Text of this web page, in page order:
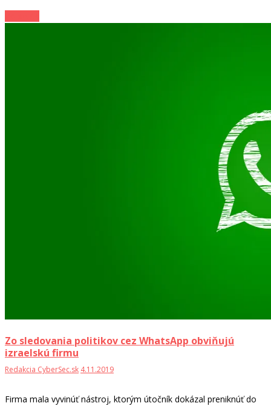
Zo sledovania politikov cez WhatsApp obviňujú
izraelskú firmu
Redakcia CyberSec.sk 4.11.2019
Firma mala vyvinúť nástroj, ktorým útočník dokázal preniknúť do